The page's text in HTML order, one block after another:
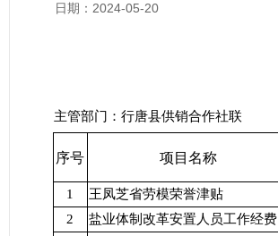
日期：2024-05-20
主管部门：行唐县供销合作社联
序号 项目名称
1 王凤芝省劳模荣誉津贴
2
盐业体制改革安置人员工作经费